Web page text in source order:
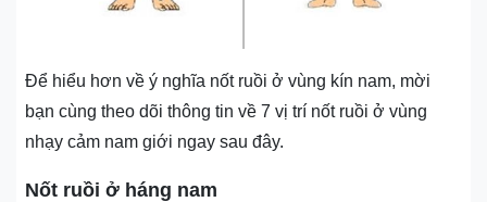
Để hiểu hơn về ý nghĩa nốt ruồi ở vùng kín nam, mời
bạn cùng theo dõi thông tin về 7 vị trí nốt ruồi ở vùng
nhạy cảm nam giới ngay sau đây.
Nốt ruồi ở háng nam